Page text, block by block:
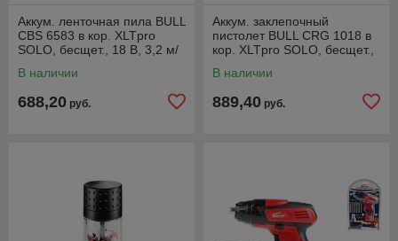
Аккум. ленточная пила BULL
CBS 6583 в кор. XLTpro
SOLO, бесщет., 18 В, 3,2 м/
В наличии
688,20 руб.
Аккум. заклепочный
пистолет BULL CRG 1018 в
кор. XLTpro SOLO, бесщет.,
В наличии
889,40 руб.